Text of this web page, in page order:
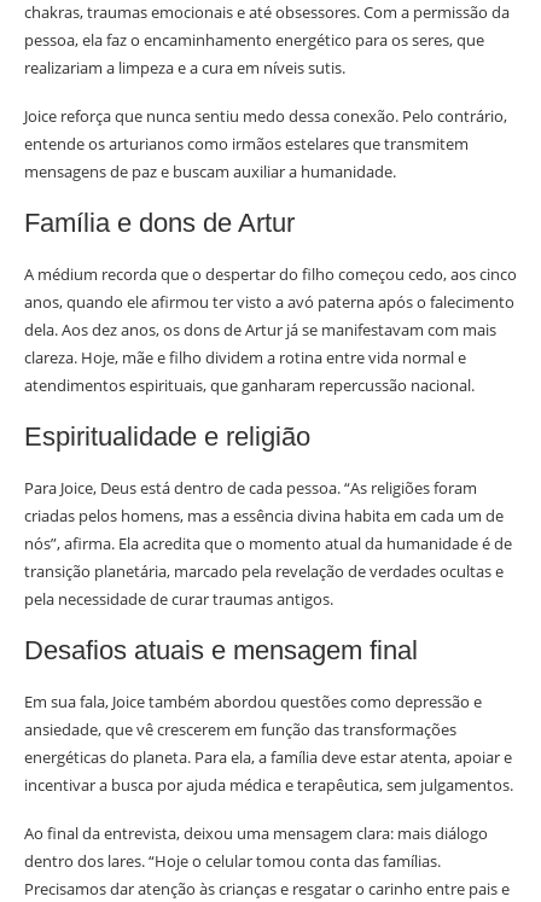
chakras, traumas emocionais e até obsessores. Com a permissão da
pessoa, ela faz o encaminhamento energético para os seres, que
realizariam a limpeza e a cura em níveis sutis.
Joice reforça que nunca sentiu medo dessa conexão. Pelo contrário,
entende os arturianos como irmãos estelares que transmitem
mensagens de paz e buscam auxiliar a humanidade.
Família e dons de Artur
A médium recorda que o despertar do filho começou cedo, aos cinco
anos, quando ele afirmou ter visto a avó paterna após o falecimento
dela. Aos dez anos, os dons de Artur já se manifestavam com mais
clareza. Hoje, mãe e filho dividem a rotina entre vida normal e
atendimentos espirituais, que ganharam repercussão nacional.
Espiritualidade e religião
Para Joice, Deus está dentro de cada pessoa. “As religiões foram
criadas pelos homens, mas a essência divina habita em cada um de
nós”, afirma. Ela acredita que o momento atual da humanidade é de
transição planetária, marcado pela revelação de verdades ocultas e
pela necessidade de curar traumas antigos.
Desafios atuais e mensagem final
Em sua fala, Joice também abordou questões como depressão e
ansiedade, que vê crescerem em função das transformações
energéticas do planeta. Para ela, a família deve estar atenta, apoiar e
incentivar a busca por ajuda médica e terapêutica, sem julgamentos.
Ao final da entrevista, deixou uma mensagem clara: mais diálogo
dentro dos lares. “Hoje o celular tomou conta das famílias.
Precisamos dar atenção às crianças e resgatar o carinho entre pais e